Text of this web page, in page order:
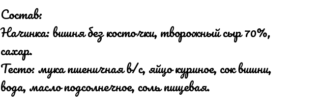
Состав:
Начинка: вишня без косточки, творожный сыр 70%,
сахар.
Тесто: мука пшеничная в/с, яйцо куриное, сок вишни,
вода, масло подсолнечное, соль пищевая.